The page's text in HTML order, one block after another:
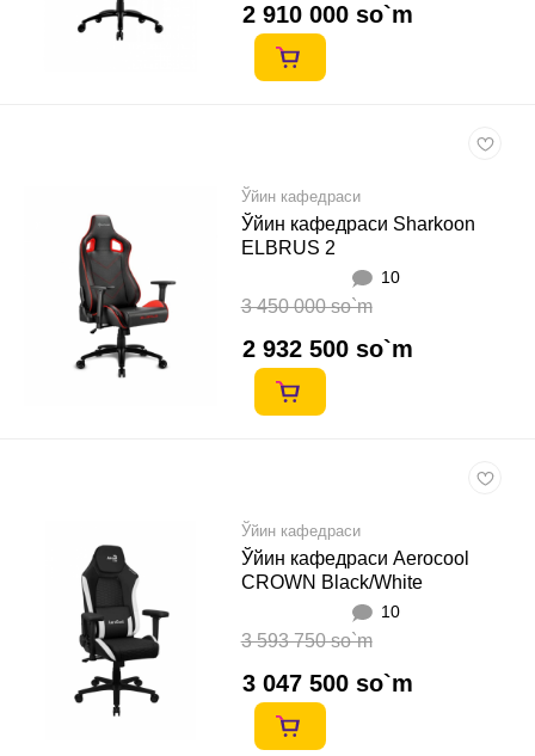
2 910 000 so`m
Ўйин кафедраси
Ўйин кафедраси Sharkoon
ELBRUS 2
10
3 450 000 so`m
2 932 500 so`m
Ўйин кафедраси
Ўйин кафедраси Aerocool
CROWN Black/White
10
3 593 750 so`m
3 047 500 so`m